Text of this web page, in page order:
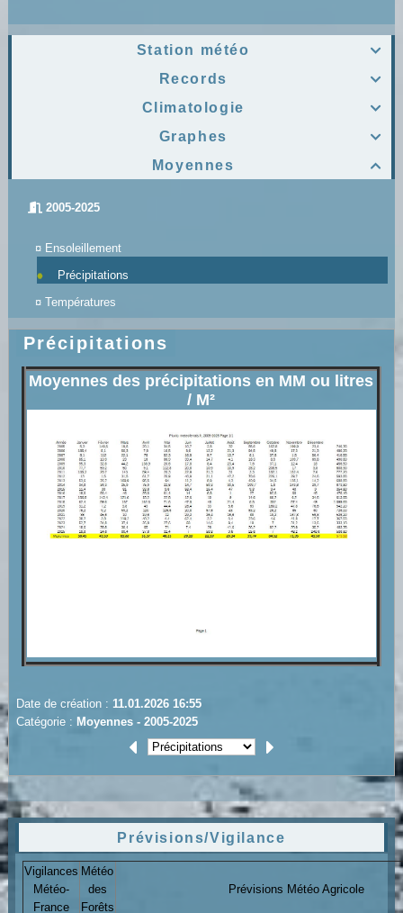

Station météo

Records

Climatologie

Graphes

Moyennes
2005-2025
¤ Ensoleillement
Précipitations
¤ Températures
Précipitations
Moyennes des précipitations en MM ou litres
/ M²
Date de création : 11.01.2026 16:55
Catégorie : Moyennes - 2005-2025
Prévisions/Vigilance
Vigilances
Météo-
France
Météo
des
Forêts
Prévisions Météo Agricole